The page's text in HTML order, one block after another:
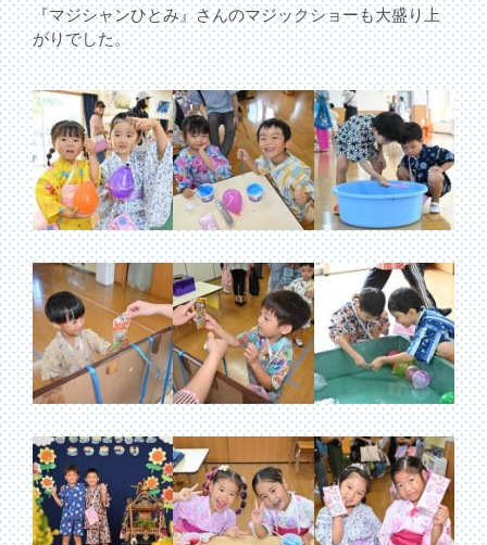
『マジシャンひとみ』さんのマジックショーも大盛り上
がりでした。